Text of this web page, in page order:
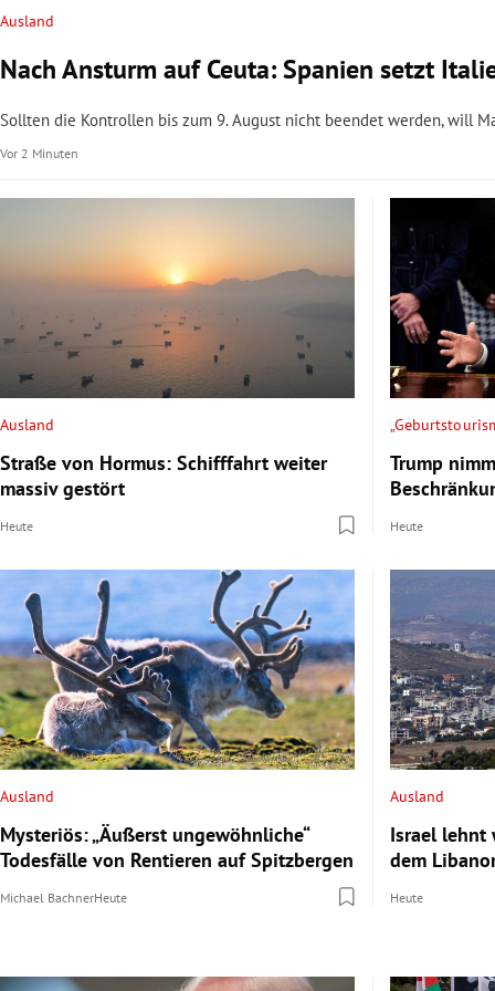
Ausland
Nach Ansturm auf Ceuta: Spanien setzt
Sollten die Kontrollen bis zum 9. August nicht beendet werden, will
Vor 2 Minuten
Ausland
Straße von Hormus: Schifffahrt weiter
massiv gestört
Heute
Trump
Heute
Ausland
Mysteriös: „Äußerst ungewöhnliche“
Todesfälle von Rentieren auf Spitzbergen
Michael BachnerHeute
Ausland
Israel lehnt
dem
Heute